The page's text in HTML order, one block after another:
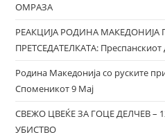
ОМРАЗА
РЕАКЦИЈА РОДИНА МАКЕДОНИЈА
ПРЕТСЕДАТЕЛКАТА: Преспанскиот
Родина Македонија со руските
Споменикот 9 Мај
СВЕЖО ЦВЕЌЕ ЗА ГОЦЕ ДЕЛЧЕВ
УБИСТВО